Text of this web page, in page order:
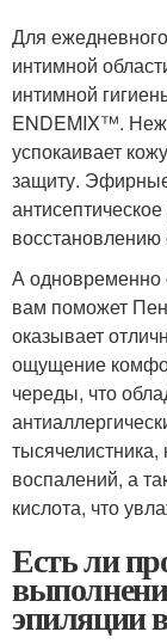
Для
интимной
интимной
ENDEMIX™.
успокаивает
защиту.
А одновременно
вам поможет
оказывает
ощущение
череды, что
воспалений, а
кислота, что
Есть ли
эпиляции